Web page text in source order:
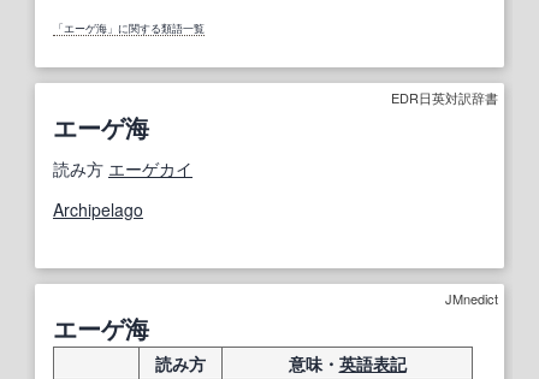
「エーゲ海」に関する類語一覧
EDR日英対訳辞書
エーゲ海
読み方 エーゲカイ
Archipelago
JMnedict
エーゲ海
読み方 意味・ 英語表記